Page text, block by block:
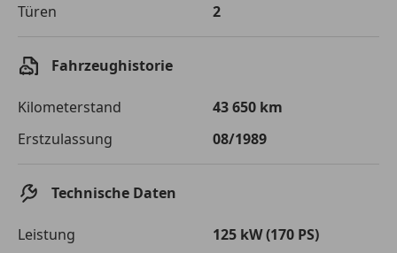
Zu zahlender
€ 73 259,-
Einberechnete Gebühren
Effektivzinsatz
7,50 %
Sollzinssatz
7,25 %
Monatliche Rate
von der von Ihnen gewählten Bank. Rückzahlungszeitraum 1-10
Türen
2
Fahrzeughistorie
Kilometerstand
43 650 km
Erstzulassung
08/1989
Technische Daten
Leistung
125 kW (170 PS)